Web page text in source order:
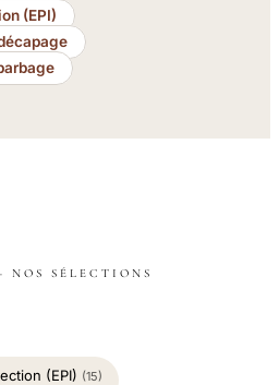
(EPI)
SÉLECTIONS
(EPI) (15)